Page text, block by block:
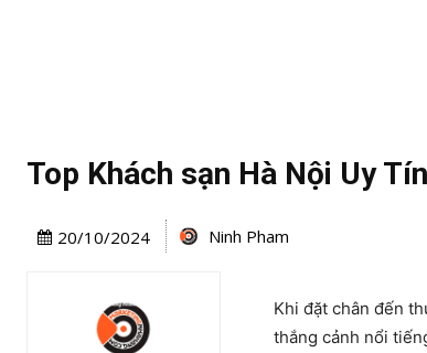
Top Khách sạn Hà Nội Uy
20/10/2024 Ninh Pham
Khi đặt chân đến
thắng cảnh nổi